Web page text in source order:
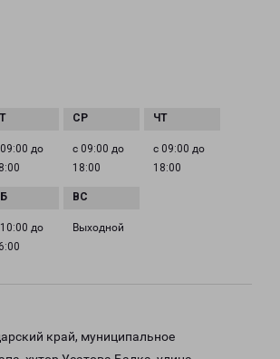
до
с 09:00 до
18:00
с 09:00 до
18:00
до
Выходной
край, муниципальное